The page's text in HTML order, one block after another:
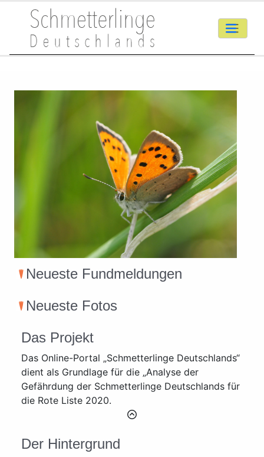
Neueste Fundmeldungen
Neueste Fotos
Das Projekt
Das Online-Portal „Schmetterlinge Deutschlands“
dient als Grundlage für die „Analyse der
Gefährdung der Schmetterlinge Deutschlands für
die Rote Liste 2020.
Der Hintergrund